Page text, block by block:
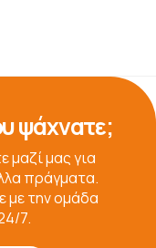
ψάχνατε;
μαζί μας για
πράγματα.
με την ομάδα
7.